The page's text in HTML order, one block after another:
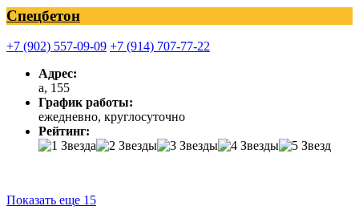
Спецбетон
+7 (902) 557-09-09 +7 (914) 707-77-22
Адрес:
а, 155
График работы:
ежедневно, круглосуточно
Рейтинг:
Показать еще 15